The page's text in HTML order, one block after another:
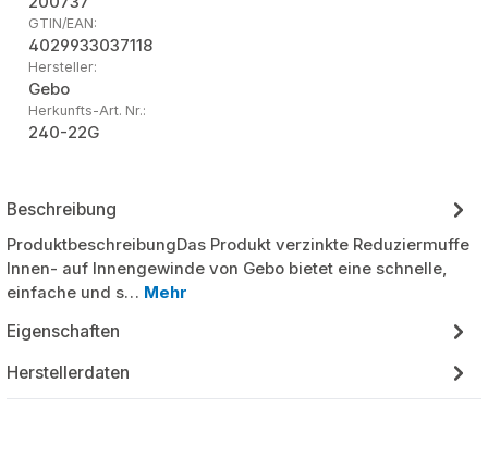
GTIN/EAN:
4029933037118
Hersteller:
Gebo
Herkunfts-Art. Nr.:
240-22G
Beschreibung
ProduktbeschreibungDas Produkt verzinkte Reduziermuffe
Innen- auf Innengewinde von Gebo bietet eine schnelle,
einfache und s… Mehr
Eigenschaften
Herstellerdaten